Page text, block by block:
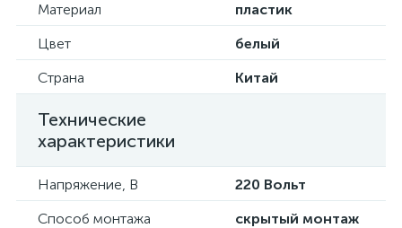
Материал
пластик
Цвет
белый
Страна
Китай
Технические
характеристики
Напряжение, В
220 Вольт
Способ монтажа
скрытый монтаж